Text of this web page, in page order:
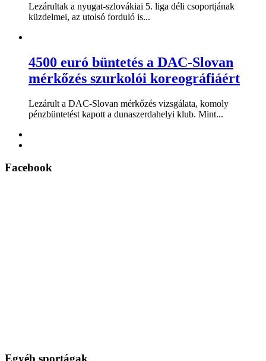
Lezárultak a nyugat-szlovákiai 5. liga déli csoportjának
küzdelmei, az utolsó forduló is...
4500 euró büntetés a DAC-Slovan
mérkőzés szurkolói koreográfiáért
Lezárult a DAC-Slovan mérkőzés vizsgálata, komoly
pénzbüntetést kapott a dunaszerdahelyi klub. Mint...
Facebook
Egyéb sportágak